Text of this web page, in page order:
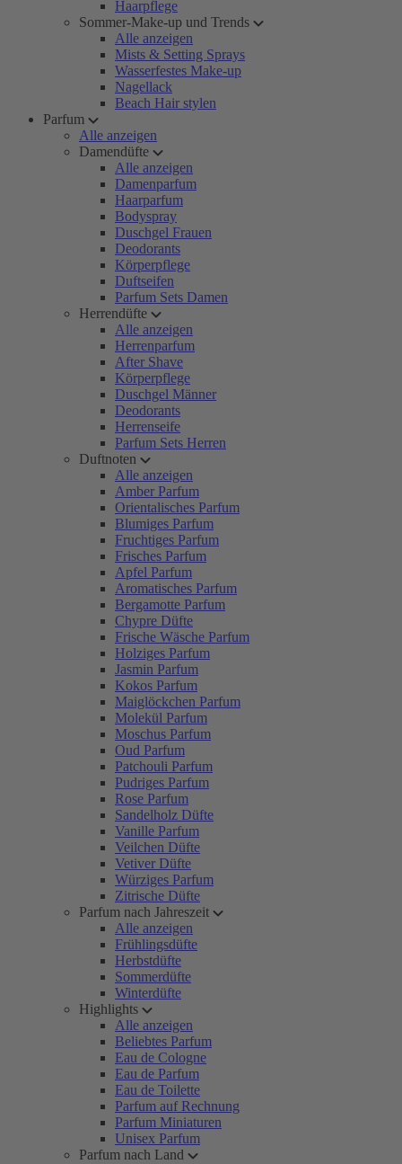
Haarpflege
Sommer-Make-up und Trends
Alle anzeigen
Mists & Setting Sprays
Wasserfestes Make-up
Nagellack
Beach Hair stylen
Parfum
Alle anzeigen
Damendüfte
Alle anzeigen
Damenparfum
Haarparfum
Bodyspray
Duschgel Frauen
Deodorants
Körperpflege
Duftseifen
Parfum Sets Damen
Herrendüfte
Alle anzeigen
Herrenparfum
After Shave
Körperpflege
Duschgel Männer
Deodorants
Herrenseife
Parfum Sets Herren
Duftnoten
Alle anzeigen
Amber Parfum
Orientalisches Parfum
Blumiges Parfum
Fruchtiges Parfum
Frisches Parfum
Apfel Parfum
Aromatisches Parfum
Bergamotte Parfum
Chypre Düfte
Frische Wäsche Parfum
Holziges Parfum
Jasmin Parfum
Kokos Parfum
Maiglöckchen Parfum
Molekül Parfum
Moschus Parfum
Oud Parfum
Patchouli Parfum
Pudriges Parfum
Rose Parfum
Sandelholz Düfte
Vanille Parfum
Veilchen Düfte
Vetiver Düfte
Würziges Parfum
Zitrische Düfte
Parfum nach Jahreszeit
Alle anzeigen
Frühlingsdüfte
Herbstdüfte
Sommerdüfte
Winterdüfte
Highlights
Alle anzeigen
Beliebtes Parfum
Eau de Cologne
Eau de Parfum
Eau de Toilette
Parfum auf Rechnung
Parfum Miniaturen
Unisex Parfum
Parfum nach Land